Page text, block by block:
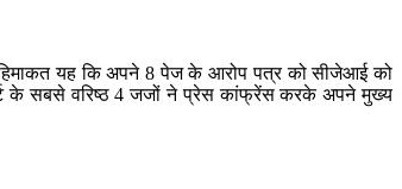
हिमाकत यह कि अपने 8 पेज के आरोप पत्र को सीजेआई को
के सबसे वरिष्ठ 4 जजों ने प्रेस कांफ्रेंस करके अपने मुख्य